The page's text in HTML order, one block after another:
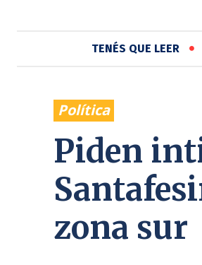
TENÉS QUE LEER
Política
Piden
zona sur